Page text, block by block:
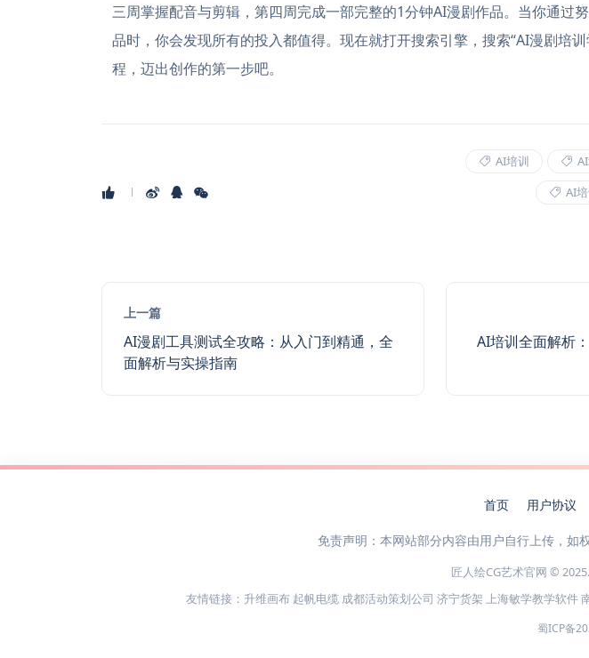
三周掌握配音与剪辑，第四周完成一部完整的1分钟AI漫剧作品。当你通过
品时，你会发现所有的投入都值得。现在就打开搜索引擎，搜索“AI漫剧培
程，迈出创作的第一步吧。
AI培训
AI
上一篇
AI漫剧工具测试全攻略：从入门到精通，全
面解析与实操指南
AI培训全面解析
首页 用户协议
免责声明：本网站部分内容由用户自行上传，如
匠人绘CG艺术官网 ©
友情链接： 升维画布 起帆电缆 成都活动策划公司 济宁货架 上海敏学教学软件
蜀ICP备